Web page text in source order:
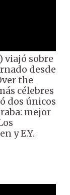
viajó sobre
desde
the
célebres
dos únicos
mejor
y E.Y.